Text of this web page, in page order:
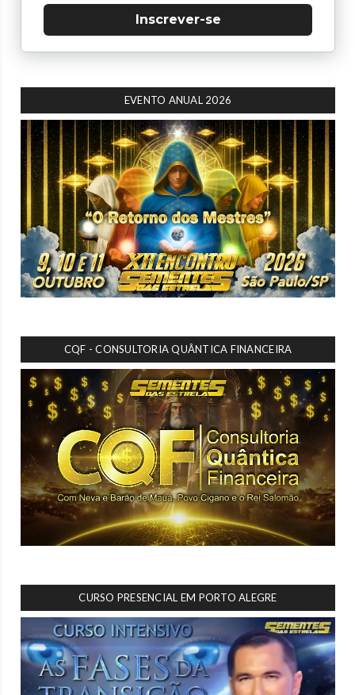
Inscrever-se
EVENTO ANUAL 2026
CQF - CONSULTORIA QUÂNTICA FINANCEIRA
CURSO PRESENCIAL EM PORTO ALEGRE